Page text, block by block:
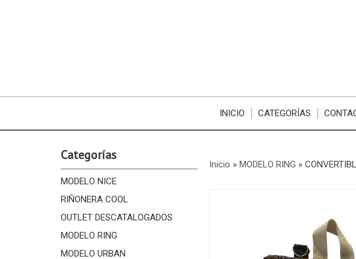
INICIO CATEGORÍAS
Categorías
MODELO NICE
RIÑONERA COOL
OUTLET DESCATALOGADOS
MODELO RING
MODELO URBAN
Inicio » MODELO RING »